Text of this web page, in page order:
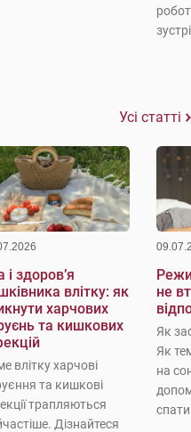
Усі статті
і здоров’я
влітку: як
харчових
та кишкових
влітку харчові
та кишкові
трапляються
Дізнайтеся
не
Як
Як
на